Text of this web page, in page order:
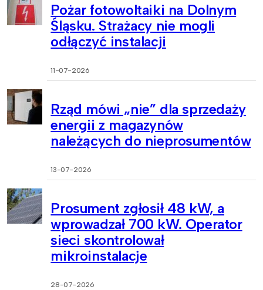
Pożar fotowoltaiki na Dolnym
Śląsku. Strażacy nie mogli
odłączyć instalacji
11-07-2026
Rząd mówi „nie” dla sprzedaży
energii z magazynów
należących do nieprosumentów
13-07-2026
Prosument zgłosił 48 kW, a
wprowadzał 700 kW. Operator
sieci skontrolował
mikroinstalacje
28-07-2026